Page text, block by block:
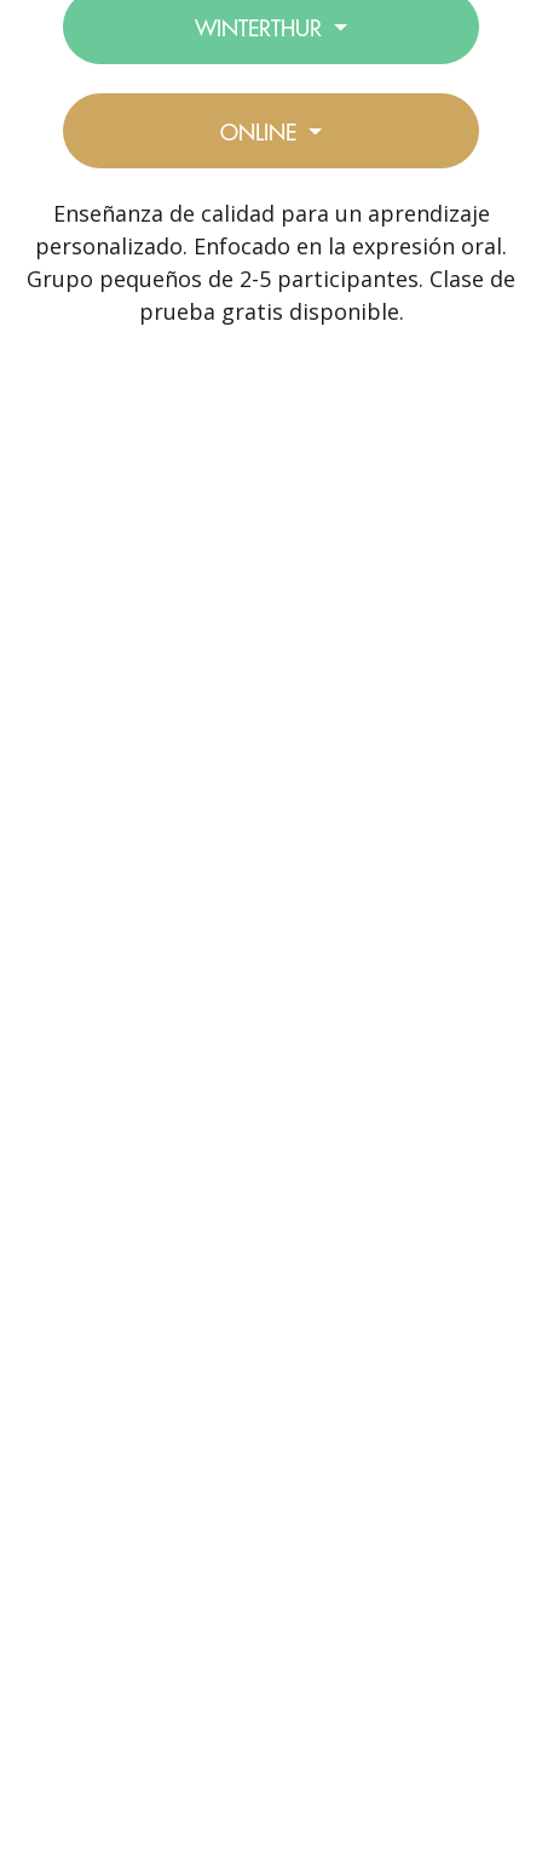
WINTERTHUR
ONLINE
Enseñanza de calidad para un aprendizaje
personalizado. Enfocado en la expresión oral.
Grupo pequeños de 2-5 participantes. Clase de
prueba gratis disponible.